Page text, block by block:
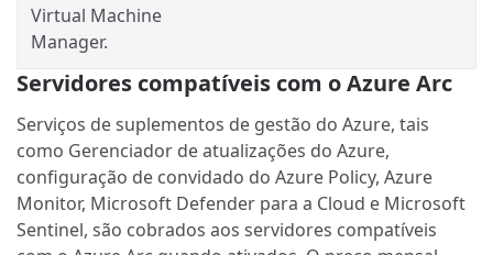
Virtual Machine
Manager.
Servidores compatíveis com o Azure Arc
Serviços de suplementos de gestão do Azure, tais
como Gerenciador de atualizações do Azure,
configuração de convidado do Azure Policy, Azure
Monitor, Microsoft Defender para a Cloud e Microsoft
Sentinel, são cobrados aos servidores compatíveis